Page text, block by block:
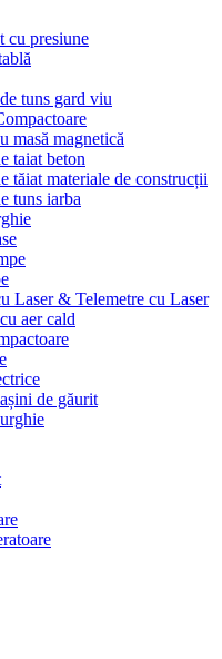
cu presiune
tuns gard viu
masă magnetică
taiat beton
tăiat materiale de construcții
tuns iarba
Laser & Telemetre cu Laser
aer cald
de găurit